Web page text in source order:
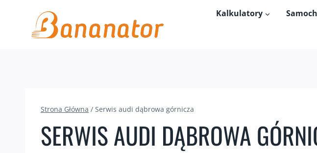
Kalkulatory
Strona Główna / Serwis audi dąbrowa górnicza
SERWIS AUDI DĄBROWA